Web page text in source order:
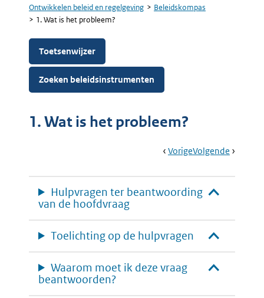
Kruimelpad
Ontwikkelen beleid en regelgeving
Beleidskompas
1. Wat is het probleem?
Toetsenwijzer
Zoeken beleidsinstrumenten
1. Wat is het probleem?
Book
Ga
VorigePagina:
Zijn
En
Ga
Volgende Pagina:
Belang
Hulpvragen ter beantwoording
van de hoofdvraag
Toelichting op de hulpvragen
Waarom moet ik deze vraag
beantwoorden?